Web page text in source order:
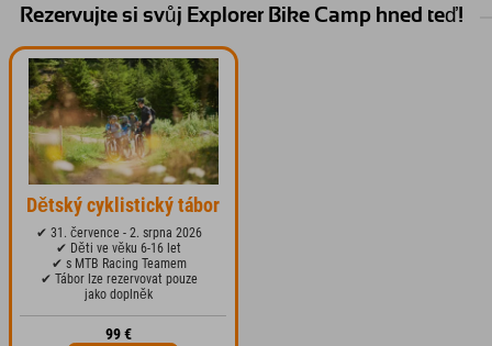
Rezervujte si svůj Explorer Bike Camp hned teď!
Dětský cyklistický tábor
✔ 31. července - 2. srpna 2026
✔ Děti ve věku 6-16 let
✔ s MTB Racing Teamem
✔ Tábor lze rezervovat pouze
jako doplněk
99 €